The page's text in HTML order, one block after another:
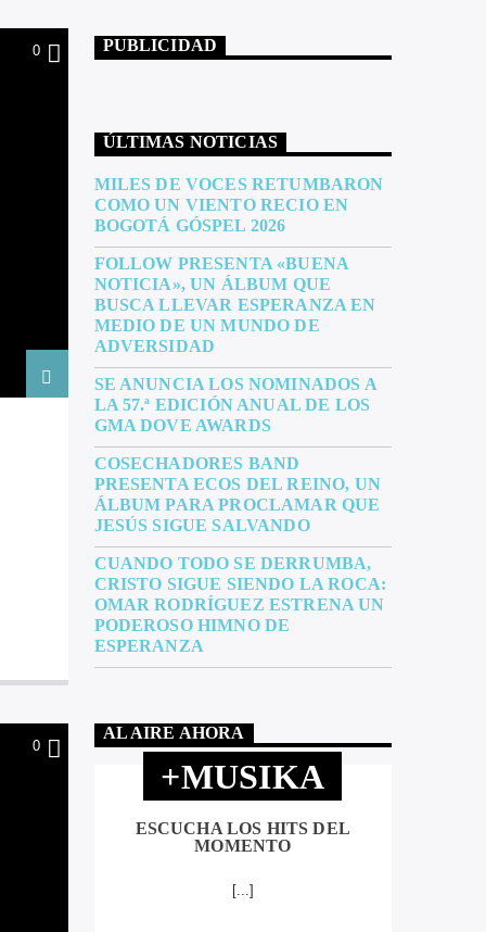
0
0
PUBLICIDAD
ÚLTIMAS NOTICIAS
MILES DE VOCES RETUMBARON
COMO UN VIENTO RECIO EN
BOGOTÁ GÓSPEL 2026
FOLLOW PRESENTA «BUENA
NOTICIA», UN ÁLBUM QUE
BUSCA LLEVAR ESPERANZA EN
MEDIO DE UN MUNDO DE
ADVERSIDAD
SE ANUNCIA LOS NOMINADOS A
LA 57.ª EDICIÓN ANUAL DE LOS
GMA DOVE AWARDS
COSECHADORES BAND
PRESENTA ECOS DEL REINO, UN
ÁLBUM PARA PROCLAMAR QUE
JESÚS SIGUE SALVANDO
CUANDO TODO SE DERRUMBA,
CRISTO SIGUE SIENDO LA ROCA:
OMAR RODRÍGUEZ ESTRENA UN
PODEROSO HIMNO DE
ESPERANZA
AL AIRE AHORA
+MUSIKA
ESCUCHA LOS HITS DEL
MOMENTO
[...]